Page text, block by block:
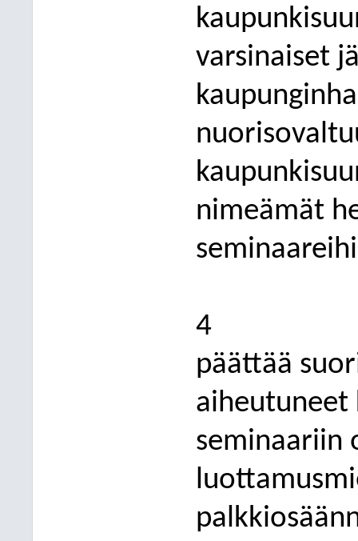
varsinaiset
nimeämät
4
päättää
aiheutuneet
seminaariin